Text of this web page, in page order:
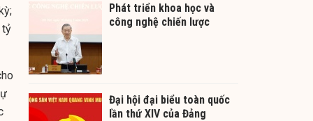
tỷ
Phát triển khoa học và
công nghệ chiến lược
Đại hội đại biểu toàn quốc
lần thứ XIV của Đảng